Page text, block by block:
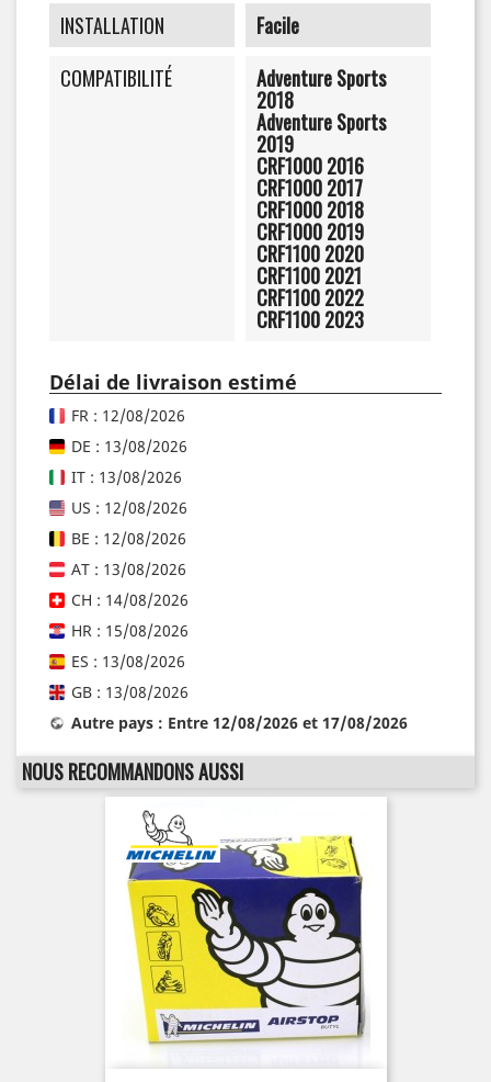
INSTALLATION
Facile
COMPATIBILITÉ
Adventure Sports
2018
Adventure Sports
2019
CRF1000 2016
CRF1000 2017
CRF1000 2018
CRF1000 2019
CRF1100 2020
CRF1100 2021
CRF1100 2022
CRF1100 2023
Délai de livraison estimé
FR : 12/08/2026
DE : 13/08/2026
IT : 13/08/2026
US : 12/08/2026
BE : 12/08/2026
AT : 13/08/2026
CH : 14/08/2026
HR : 15/08/2026
ES : 13/08/2026
GB : 13/08/2026
Autre pays : Entre 12/08/2026 et 17/08/2026
NOUS RECOMMANDONS AUSSI